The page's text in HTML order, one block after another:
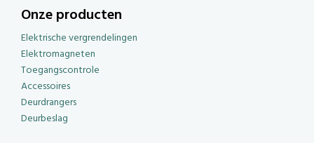
Onze producten
Elektrische vergrendelingen
Elektromagneten
Toegangscontrole
Accessoires
Deurdrangers
Deurbeslag